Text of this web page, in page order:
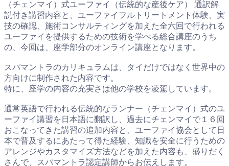
（チェンマイ）式ユーファイ（伝統的な産後ケア） 通訳解
説付き講習内容と、ユーファイフルトリートメント体験、実
技の確認、施術コンサルティングを加えた全六回で行われる
ユーファイを提供するための技術を学べる総合講座のうち
の、今回は、座学部分のオンライン講座となります。
スパマントラのカリキュラムは、タイだけではなく世界中の
方向けに制作された内容です。
特に、座学の内容の充実さは他の学校を凌駕しています。
通常英語で行われる伝統的なランナー（チェンマイ）式のユ
ーファイ講習を日本語に翻訳し、過去にチェンマイで１６回
おこなってきた講習の追加内容と、ユーファイ協会として日
本で普及するにあたって得た経験、知識を安全に行うための
アレンジやカスタマイズ方法などを加えた内容も、盛りだく
さんで、スパマントラ認定講師からお伝えします。